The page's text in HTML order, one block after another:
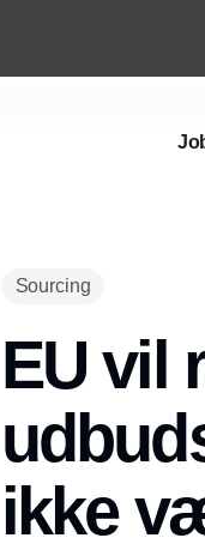
Sourcing
EU vil
ikke